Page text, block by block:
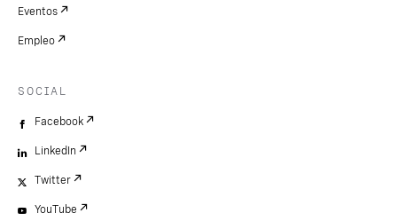
Eventos
Empleo
SOCIAL
Facebook
LinkedIn
Twitter
YouTube